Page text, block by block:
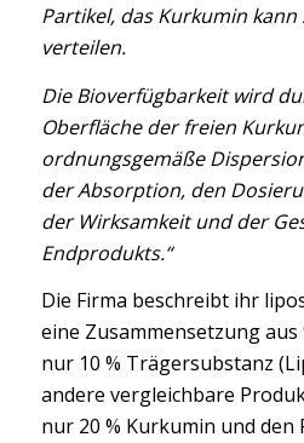
Partikel, das Kurkumin
verteilen.
Die Bioverfügbarkeit wird
Oberfläche der freien
ordnungsgemäße
der Absorption, den
der Wirksamkeit und der
Endprodukts.“
Die Firma beschreibt ihr
eine Zusammensetzung
nur 10 % Trägersubstanz
andere vergleichbare
nur 20 % Kurkumin und